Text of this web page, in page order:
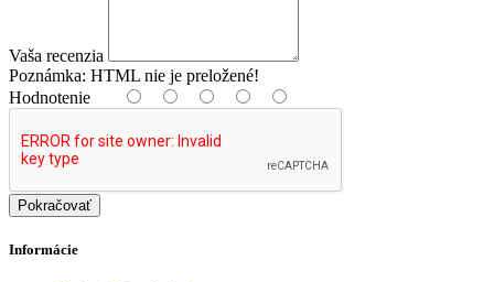
Vaša recenzia
Poznámka: HTML nie je preložené!
Hodnotenie
Pokračovať
Informácie